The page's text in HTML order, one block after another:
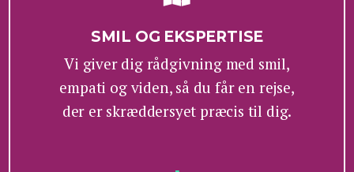
SMIL OG EKSPERTISE
Vi giver dig rådgivning med smil,
empati og viden, så du får en rejse,
der er skræddersyet præcis til dig.